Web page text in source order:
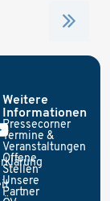
Weitere
Informationen
Pressecorner
Termine &
Veranstaltungen
Offene
Stellen
Unsere
Partner